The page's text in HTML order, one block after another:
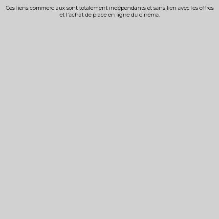
Ces liens commerciaux sont totalement indépendants et sans lien avec les offres
et l'achat de place en ligne du cinéma.